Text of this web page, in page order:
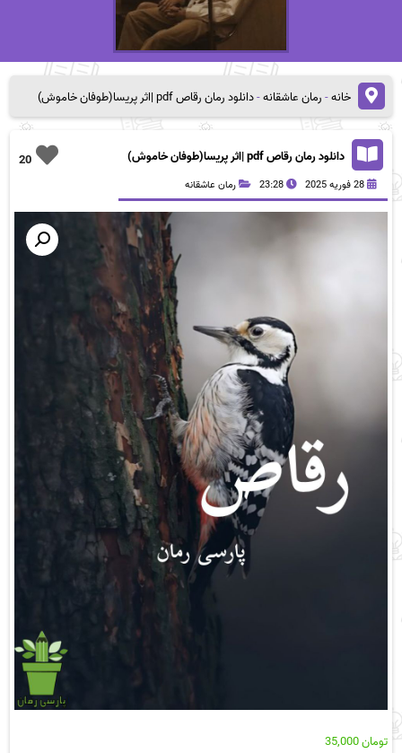
خانه-رمان عاشقانه-دانلود رمان رقاص pdf |اثر پریسا(طوفان خاموش)
20 دانلود رمان رقاص pdf |اثر پریسا(طوفان خاموش)
28 فوریه 2025 23:28 رمان عاشقانه
تومان35,000